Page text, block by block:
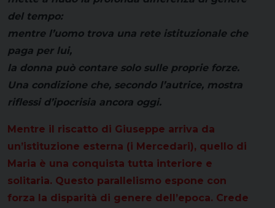
del tempo:
mentre l’uomo trova una rete istituzionale che
paga per lui,
la donna può contare solo sulle proprie forze.
Una condizione che, secondo l’autrice, mostra
riflessi d’ipocrisia ancora oggi.
Mentre il riscatto di Giuseppe arriva da
un’istituzione esterna (i Mercedari), quello di
Maria è una conquista tutta interiore e
solitaria. Questo parallelismo espone con
forza la disparità di genere dell’epoca. Crede